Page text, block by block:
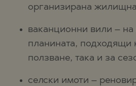
организирана
ваканционни вили –
планината, подходящи
ползване, така и за
селски имоти –